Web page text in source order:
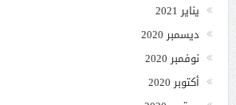
يناير 2021
ديسمبر 2020
نوفمبر 2020
أكتوبر 2020